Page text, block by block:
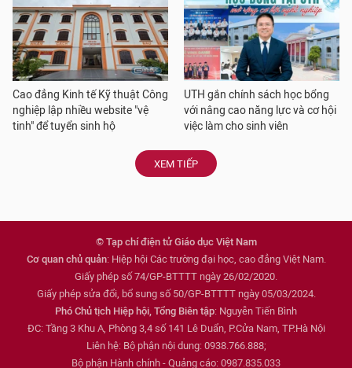
Cao đẳng Kinh tế Kỹ thuật Công
nghiệp lập nhiều website "vệ
tinh" để tuyển sinh hộ
UTH gắn chính sách học bổng
với nâng cao năng lực và cơ hội
việc làm cho sinh viên
XEM TIẾP
© Tạp chí điện tử Giáo dục Việt Nam
Cơ quan chủ quản: Hiệp hội Các trường đại học, cao đẳng Việt Nam.
Giấy phép số 74/GP-BTTTT ngày 26/02/2020.
Giấy phép sửa đổi, bổ sung số 50/GP-BTTTT ngày 05/03/2024.
Phó Chủ tịch Hiệp hội, Tổng Biên tập: Nguyễn Tiến Bình
ĐC: Tầng 3 Khu A, Phòng 3,4 số 141 Lê Duẩn, P.Cửa Nam, TP.Hà Nội
Liên hệ: Bộ phận nội dung: 0938.766.888;
Bộ phận Hành chính - Quảng cáo: 0987.835.033